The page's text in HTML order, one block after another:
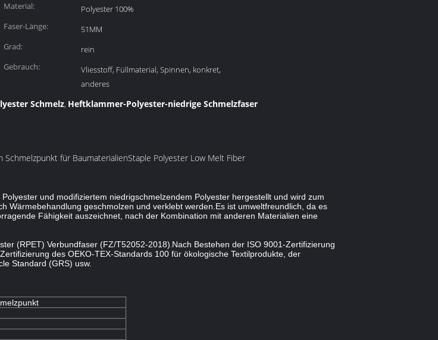
Material:
Polyester 100%
Faser-Länge:
51MM
Grad:
rein
Gebrauch:
Vliesstoff, Füllmaterial, Spinnen, konkret,
anderes
Schmelz, Heftklammer-Polyester-niedrige Schmelzfaser
für BaumaterialienStaple Polyester Low Melt Fiber
und modifiziertem niedrigschmelzendem Polyester hergestellt und wird zum
Wärmebehandlung geschmolzen und verklebt werden.Es ist umweltfreundlich, da es
Fähigkeit auszeichnet, nach der Kombination mit anderen Materialien eine
(RPET) Verbundfaser (FZ/T52052-2018).Nach Bestehen der ISO 9001-Zertifizierung
des OEKO-TEX-Standards 100 für ökologische Textilprodukte, der
Standard (GRS) usw.